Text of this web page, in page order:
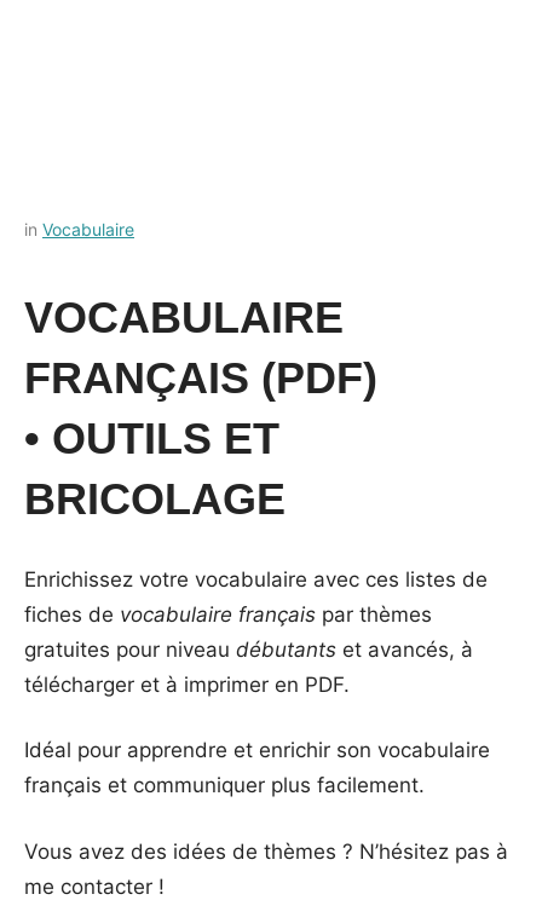
Posted
octobre
by
in Vocabulaire
VOCABULAIRE
FRANÇAIS (PDF)
• OUTILS ET
BRICOLAGE
Enrichissez votre vocabulaire avec ces listes de
fiches de vocabulaire français par thèmes
gratuites pour niveau débutants et avancés, à
télécharger et à imprimer en PDF.
Idéal pour apprendre et enrichir son vocabulaire
français et communiquer plus facilement.
Vous avez des idées de thèmes ? N’hésitez pas à
me contacter !